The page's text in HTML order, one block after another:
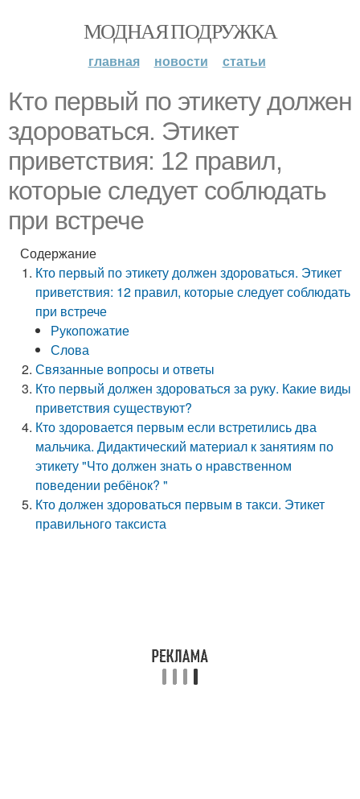
МОДНАЯ ПОДРУЖКА
главная новости статьи
Кто первый по этикету должен
здороваться. Этикет
приветствия: 12 правил,
которые следует соблюдать
при встрече
Содержание
Кто первый по этикету должен здороваться. Этикет
приветствия: 12 правил, которые следует соблюдать
при встрече
Рукопожатие
Слова
Связанные вопросы и ответы
Кто первый должен здороваться за руку. Какие виды
приветствия существуют?
Кто здоровается первым если встретились два
мальчика. Дидактический материал к занятиям по
этикету "Что должен знать о нравственном
поведении ребёнок? "
Кто должен здороваться первым в такси. Этикет
правильного таксиста